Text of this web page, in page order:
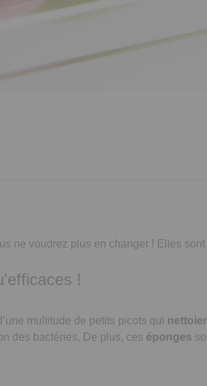
ne voudrez plus en changer ! Elles
!
multitude de petits picots qui
des bactéries. De plus, ces éponges